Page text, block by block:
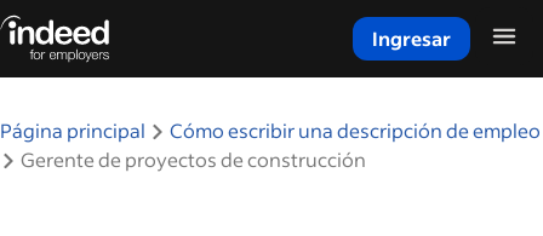
Ingresar
Página principal
Cómo escribir una descripción de empleo
Gerente de proyectos de construcción